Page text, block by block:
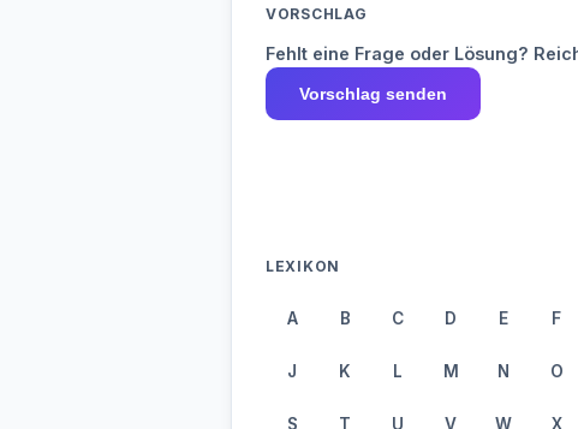
VORSCHLAG
Fehlt eine Frage oder Lösung?
Vorschlag senden
LEXIKON
A B C D E F
J K L M N O
S T U V W X